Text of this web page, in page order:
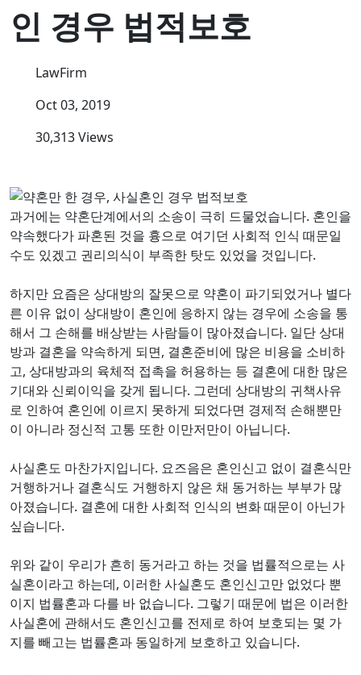
인 경우 법적보호
LawFirm
Oct 03, 2019
30,313 Views
과거에는 약혼단계에서의 소송이 극히 드물었습니다. 혼인을
약속했다가 파혼된 것을 흉으로 여기던 사회적 인식 때문일
수도 있겠고 권리의식이 부족한 탓도 있었을 것입니다.
하지만 요즘은 상대방의 잘못으로 약혼이 파기되었거나 별다
른 이유 없이 상대방이 혼인에 응하지 않는 경우에 소송을 통
해서 그 손해를 배상받는 사람들이 많아졌습니다. 일단 상대
방과 결혼을 약속하게 되면, 결혼준비에 많은 비용을 소비하
고, 상대방과의 육체적 접촉을 허용하는 등 결혼에 대한 많은
기대와 신뢰이익을 갖게 됩니다. 그런데 상대방의 귀책사유
로 인하여 혼인에 이르지 못하게 되었다면 경제적 손해뿐만
이 아니라 정신적 고통 또한 이만저만이 아닙니다.
사실혼도 마찬가지입니다. 요즈음은 혼인신고 없이 결혼식만
거행하거나 결혼식도 거행하지 않은 채 동거하는 부부가 많
아졌습니다. 결혼에 대한 사회적 인식의 변화 때문이 아닌가
싶습니다.
위와 같이 우리가 흔히 동거라고 하는 것을 법률적으로는 사
실혼이라고 하는데, 이러한 사실혼도 혼인신고만 없었다 뿐
이지 법률혼과 다를 바 없습니다. 그렇기 때문에 법은 이러한
사실혼에 관해서도 혼인신고를 전제로 하여 보호되는 몇 가
지를 빼고는 법률혼과 동일하게 보호하고 있습니다.